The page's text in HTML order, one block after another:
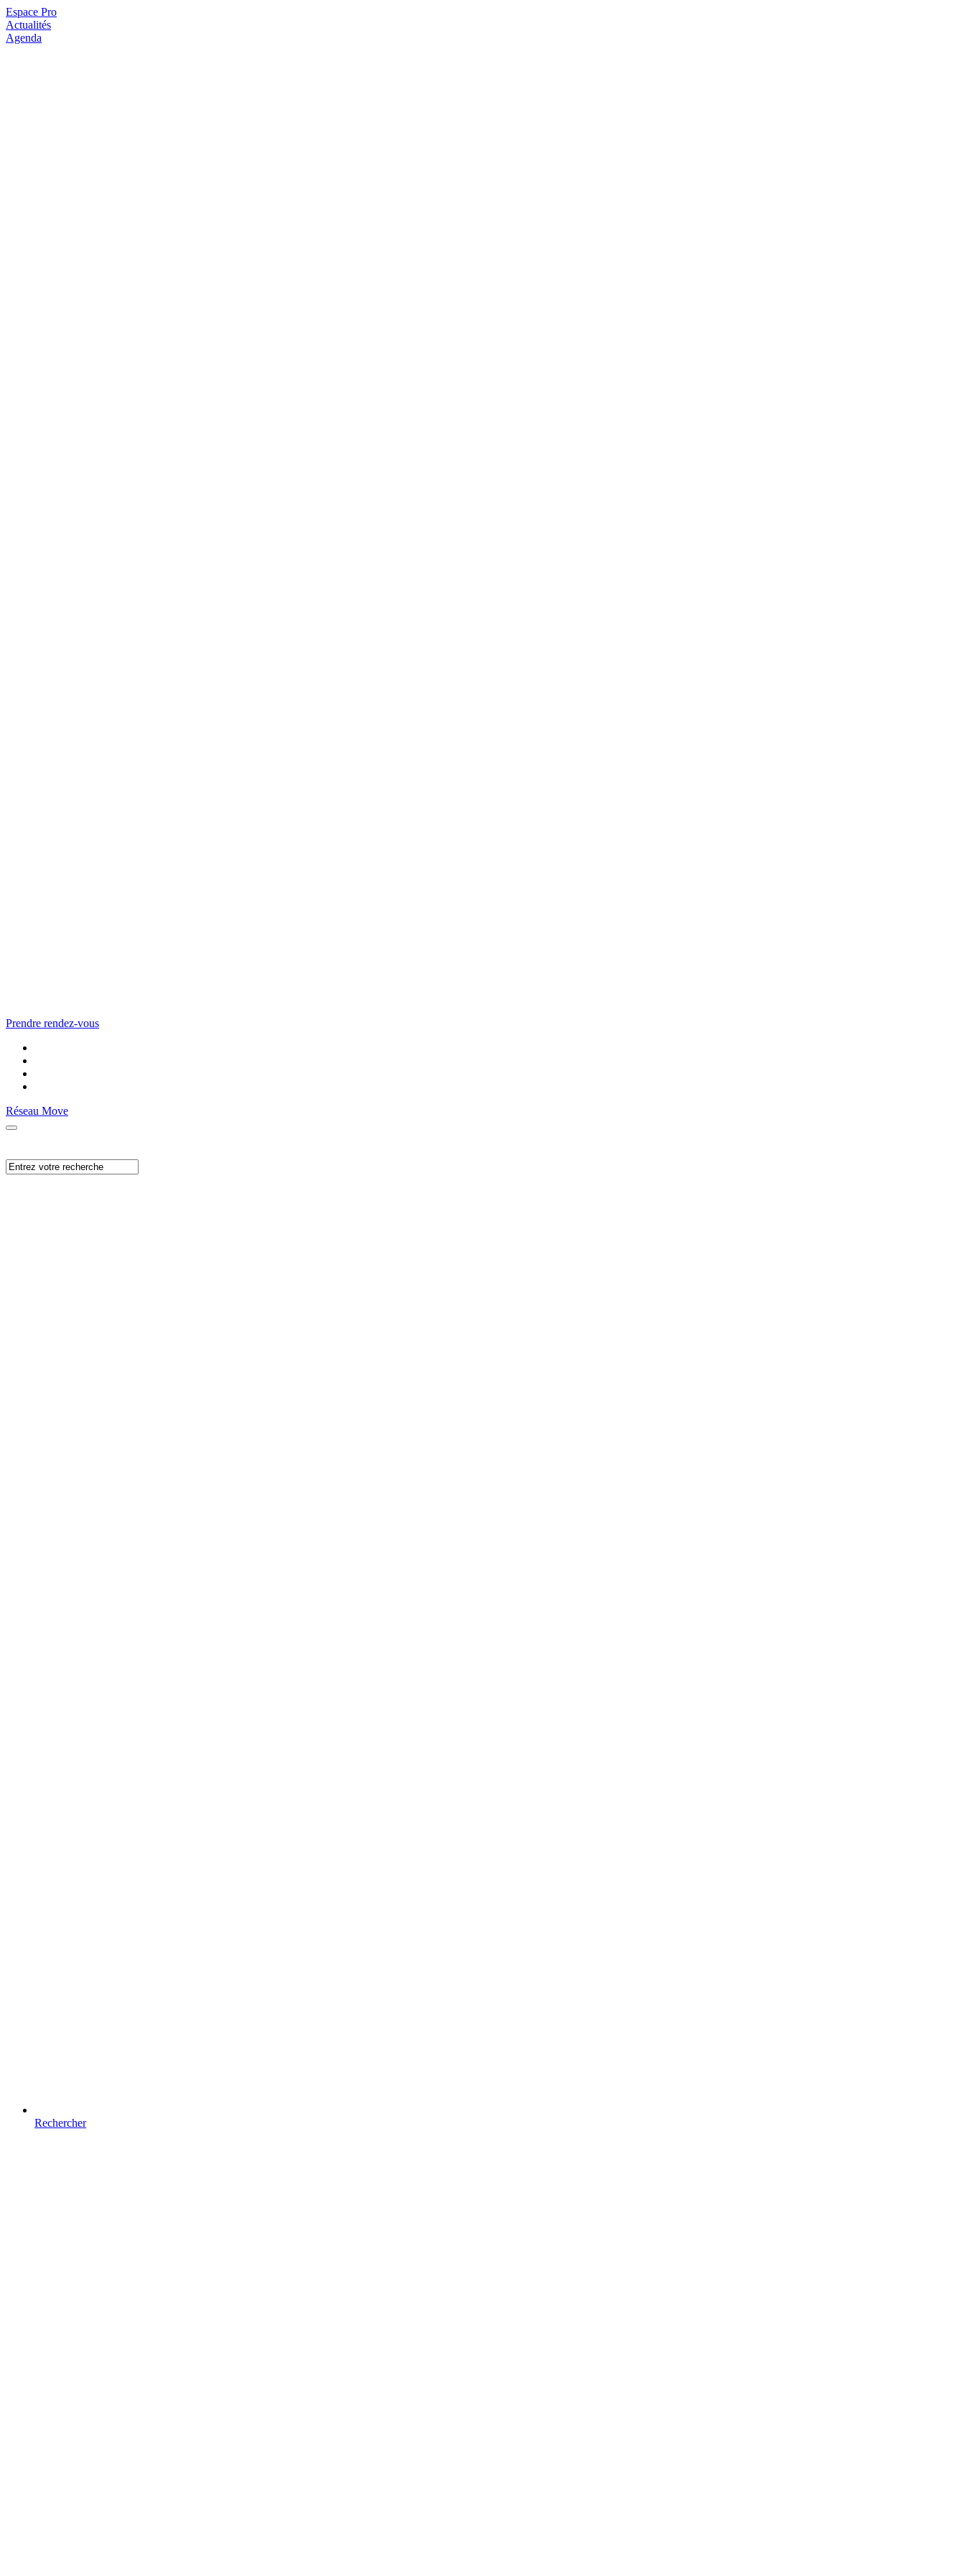
Espace Pro
Actualités
Agenda
Prendre rendez-vous
Réseau Move
Rechercher